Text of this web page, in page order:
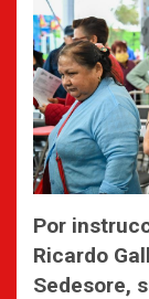
Por
Ricardo
Sedesore,